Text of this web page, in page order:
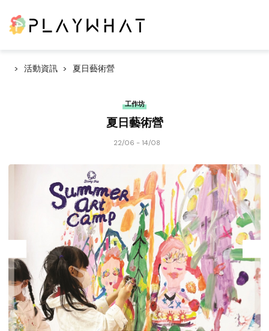
活動資訊 夏日藝術營
工作坊
夏日藝術營
22/06 - 14/08